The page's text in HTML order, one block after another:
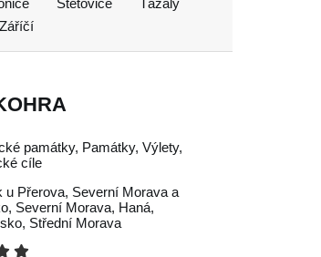
Štětovice
Tážaly
Záříčí
památky, Památky, Výlety,
cíle
u Přerova, Severní Morava a
, Severní Morava, Haná,
, Střední Morava